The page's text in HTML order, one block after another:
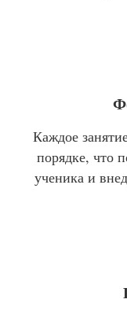
Каждое
порядке, что
ученика и